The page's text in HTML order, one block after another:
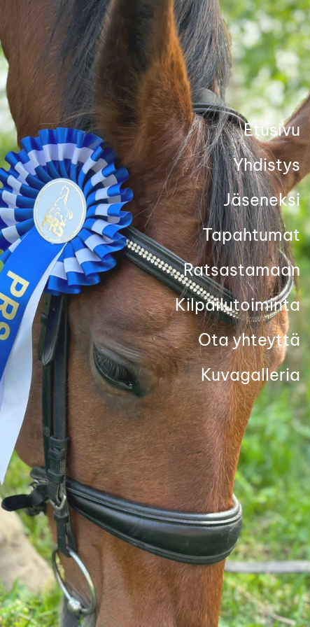
Siirry
sivun
sisältöön
Etusivu
Yhdistys
Jäseneksi
Tapahtumat
Ratsastamaan
Kilpailutoiminta
Ota yhteyttä
Kuvagalleria